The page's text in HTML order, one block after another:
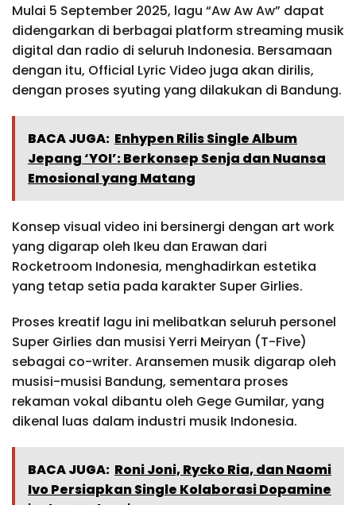
Mulai 5 September 2025, lagu “Aw Aw Aw” dapat
didengarkan di berbagai platform streaming musik
digital dan radio di seluruh Indonesia. Bersamaan
dengan itu, Official Lyric Video juga akan dirilis,
dengan proses syuting yang dilakukan di Bandung.
BACA JUGA: Enhypen Rilis Single Album
Jepang ‘YOI’: Berkonsep Senja dan Nuansa
Emosional yang Matang
Konsep visual video ini bersinergi dengan art work
yang digarap oleh Ikeu dan Erawan dari
Rocketroom Indonesia, menghadirkan estetika
yang tetap setia pada karakter Super Girlies.
Proses kreatif lagu ini melibatkan seluruh personel
Super Girlies dan musisi Yerri Meiryan (T-Five)
sebagai co-writer. Aransemen musik digarap oleh
musisi-musisi Bandung, sementara proses
rekaman vokal dibantu oleh Gege Gumilar, yang
dikenal luas dalam industri musik Indonesia.
BACA JUGA: Roni Joni, Rycko Ria, dan Naomi
Ivo Persiapkan Single Kolaborasi Dopamine